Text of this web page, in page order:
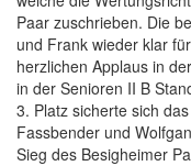
Paar zuschrieben. Die
und Frank wieder klar
herzlichen Applaus in
in der Senioren II B
3. Platz sicherte sich
Fassbender und
Sieg des Besigheimer